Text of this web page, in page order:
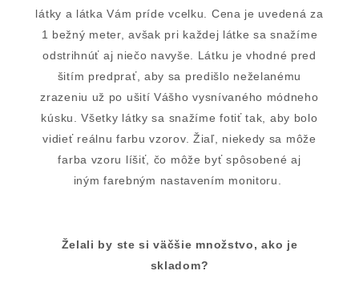
látky a látka Vám príde vcelku. Cena je uvedená za
1 bežný meter, avšak pri každej látke sa snažíme
odstrihnúť aj niečo navyše. Látku je vhodné pred
šitím predprať, aby sa predišlo neželanému
zrazeniu už po ušití Vášho vysnívaného módneho
kúsku. Všetky látky sa snažíme fotiť tak, aby bolo
vidieť reálnu farbu vzorov. Žiaľ, niekedy sa môže
farba vzoru líšiť, čo môže byť spôsobené aj
iným farebným nastavením monitoru.
Želali by ste si väčšie množstvo, ako je
skladom?